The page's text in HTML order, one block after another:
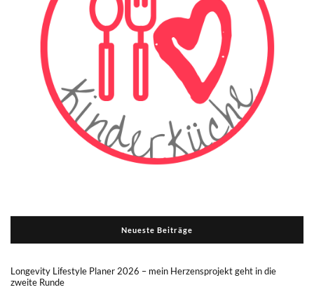
Neueste Beiträge
Longevity Lifestyle Planer 2026 – mein Herzensprojekt geht in die
zweite Runde